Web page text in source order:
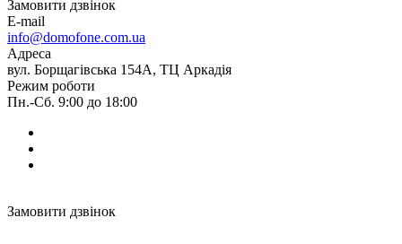
Замовити дзвінок
E-mail
info@domofone.com.ua
Адреса
вул. Борщагівська 154А, ТЦ Аркадія
Режим роботи
Пн.-Сб. 9:00 до 18:00
Замовити дзвінок